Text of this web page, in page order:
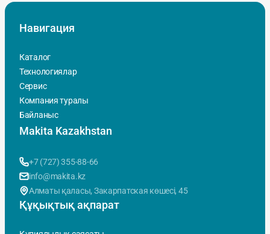
Навигация
Каталог
Технологиялар
Сервис
Компания туралы
Байланыс
Makita Kazakhstan
+7 (727) 355-88-66
info@makita.kz
Алматы қаласы, Закарпатская көшесi, 45
Құқықтық ақпарат